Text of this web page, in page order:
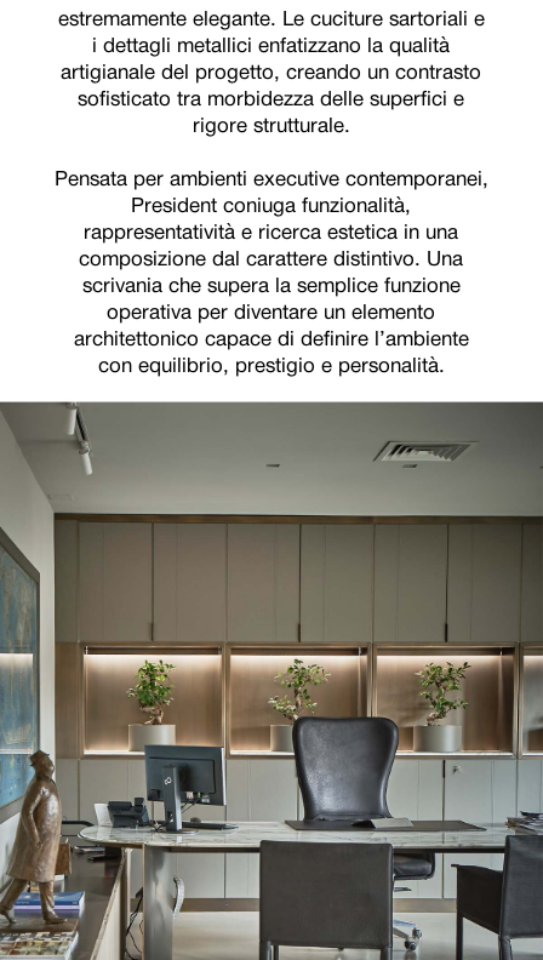
estremamente elegante. Le cuciture sartoriali e
i dettagli metallici enfatizzano la qualità
artigianale del progetto, creando un contrasto
sofisticato tra morbidezza delle superfici e
rigore strutturale.
Pensata per ambienti executive contemporanei,
President coniuga funzionalità,
rappresentatività e ricerca estetica in una
composizione dal carattere distintivo. Una
scrivania che supera la semplice funzione
operativa per diventare un elemento
architettonico capace di definire l’ambiente
con equilibrio, prestigio e personalità.